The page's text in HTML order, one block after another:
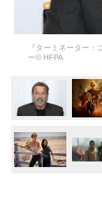
『ターミネーター
ー© HFPA